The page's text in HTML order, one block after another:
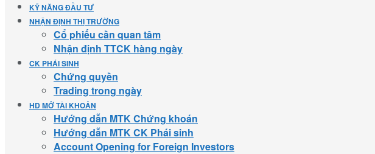
KỸ NĂNG ĐẦU TƯ
NHẬN ĐỊNH THỊ TRƯỜNG
Cổ phiếu cần quan tâm
Nhận định TTCK hàng ngày
CK PHÁI SINH
Chứng quyền
Trading trong ngày
HD MỞ TÀI KHOẢN
Hướng dẫn MTK Chứng khoán
Hướng dẫn MTK CK Phái sinh
Account Opening for Foreign Investors